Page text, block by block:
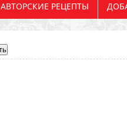
АВТОРСКИЕ РЕЦЕПТЫ